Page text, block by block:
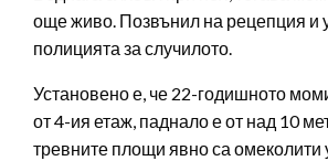
още живо. Позвънил на рецепция и
полицията за случилото.
Установено е, че 22-годишното
от 4-ия етаж, паднало е от над 10
тревните площи явно са омеколити